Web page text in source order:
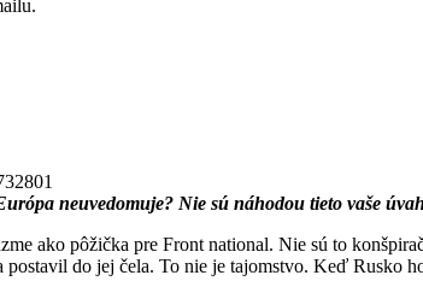
neuvedomuje? Nie sú náhodou tieto vaše
ako pôžička pre Front national. Nie sú to
do jej čela. To nie je tajomstvo. Keď Rusko